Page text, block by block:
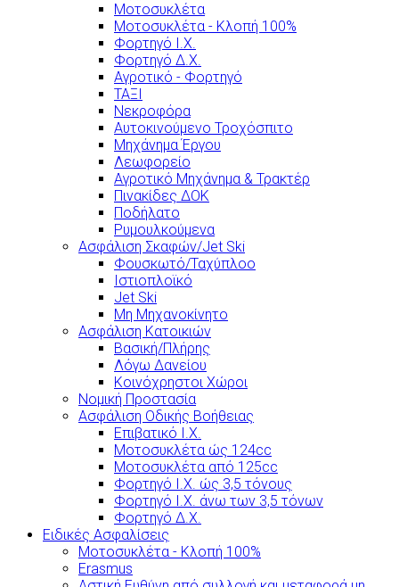
Μοτοσυκλέτα
Μοτοσυκλέτα - Κλοπή 100%
Φορτηγό Ι.Χ.
Φορτηγό Δ.Χ.
Αγροτικό - Φορτηγό
ΤΑΞΙ
Νεκροφόρα
Αυτοκινούμενο Τροχόσπιτο
Μηχάνημα Έργου
Λεωφορείο
Αγροτικό Μηχάνημα & Τρακτέρ
Πινακίδες ΔΟΚ
Ποδήλατο
Ρυμουλκούμενα
Ασφάλιση Σκαφών/Jet Ski
Φουσκωτό/Ταχύπλοο
Ιστιοπλοϊκό
Jet Ski
Μη Μηχανοκίνητο
Ασφάλιση Κατοικιών
Βασική/Πλήρης
Λόγω Δανείου
Κοινόχρηστοι Χώροι
Νομική Προστασία
Ασφάλιση Οδικής Βοήθειας
Επιβατικό Ι.Χ.
Μοτοσυκλέτα ώς 124cc
Μοτοσυκλέτα από 125cc
Φορτηγό Ι.Χ. ώς 3,5 τόνους
Φορτηγό Ι.Χ. άνω των 3,5 τόνων
Φορτηγό Δ.Χ.
Ειδικές Ασφαλίσεις
Μοτοσυκλέτα - Κλοπή 100%
Erasmus